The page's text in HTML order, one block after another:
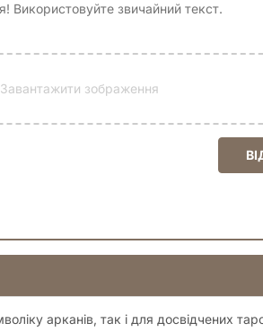
Використовуйте звичайний текст.
зображення
арканів, так і для досвідчених